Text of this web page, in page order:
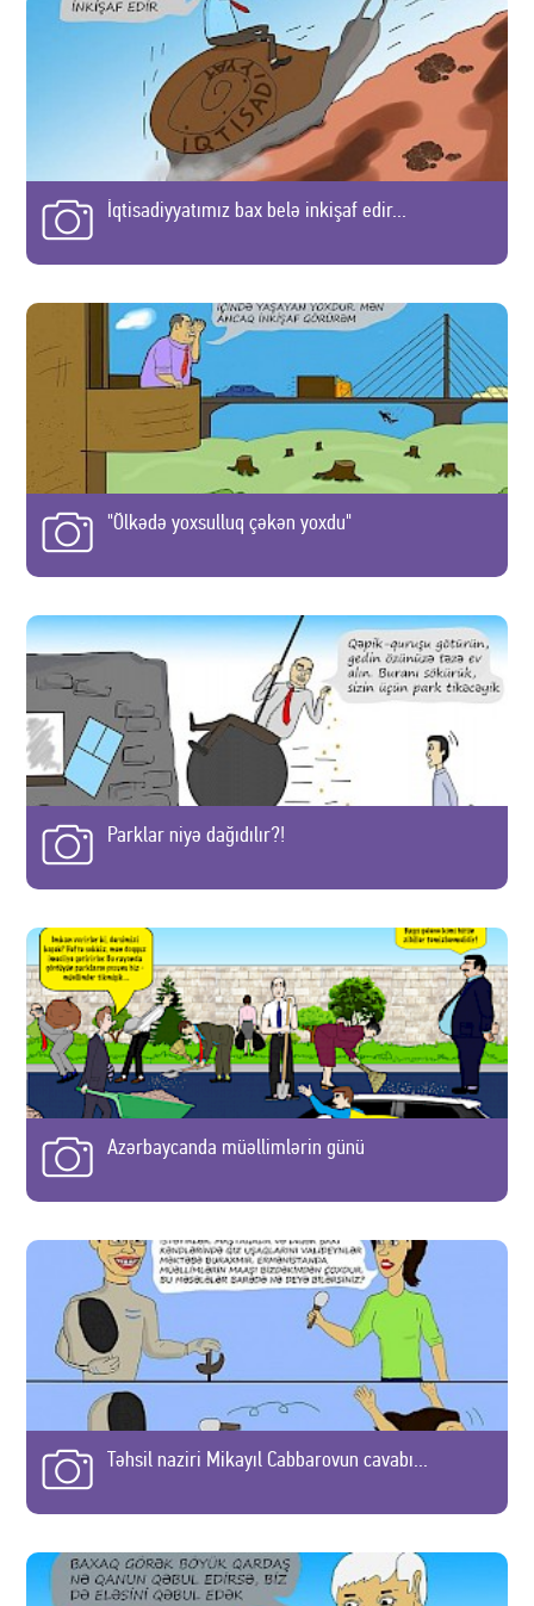
İqtisadiyyatımız bax belə inkişaf edir...
"Ölkədə yoxsulluq çəkən yoxdu"
Parklar niyə dağıdılır?!
Azərbaycanda müəllimlərin günü
Təhsil naziri Mikayıl Cabbarovun cavabı...